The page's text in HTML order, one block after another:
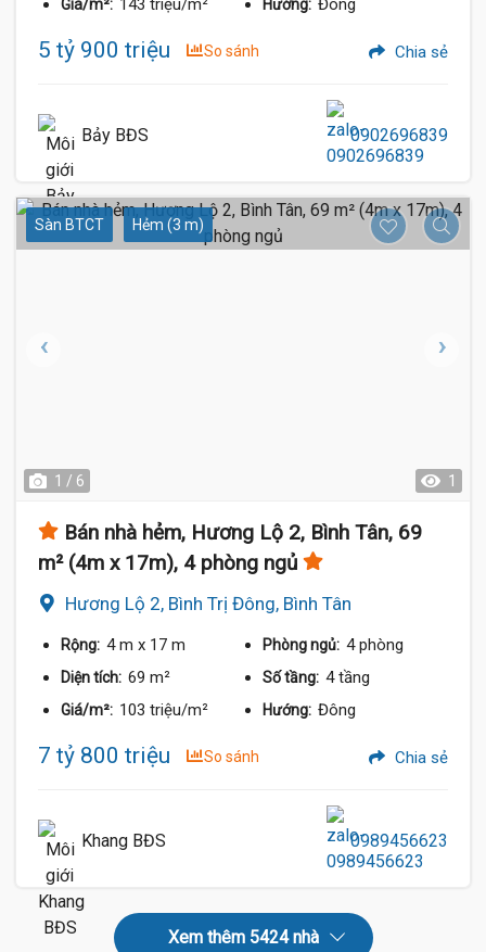
Giá/m²: 143 triệu/m² Hướng: Đông
5 tỷ 900 triệu So sánh Chia sẻ
Bảy BĐS 0902696839
Sàn BTCT Hẻm (3 m)
1 / 6 1
Bán nhà hẻm, Hương Lộ 2, Bình Tân, 69
m² (4m x 17m), 4 phòng ngủ
Hương Lộ 2, Bình Trị Đông, Bình Tân
Rộng: 4 m x 17 m Phòng ngủ: 4 phòng
Diện tích: 69 m² Số tầng: 4 tầng
Giá/m²: 103 triệu/m² Hướng: Đông
7 tỷ 800 triệu So sánh Chia sẻ
Khang BĐS 0989456623
Xem thêm 5424 nhà